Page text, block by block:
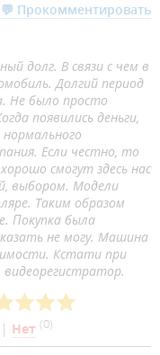
💬 Прокомментировать
долг. В связи с чем в
Долгий период
Не было просто
появились деньги,
Если честно, то
смогут здесь нас
выбором. Модели
Таким образом
Покупка была
не могу. Машина
Кстати при
| Нет (0)